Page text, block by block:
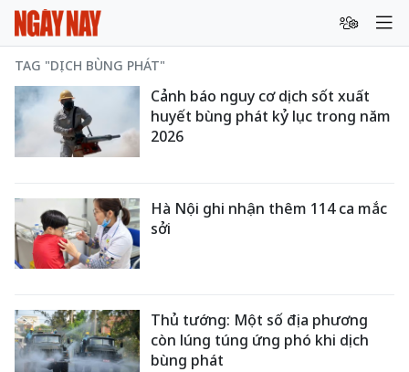
TAG "DỊCH BÙNG PHÁT"
Cảnh báo nguy cơ dịch sốt xuất
huyết bùng phát kỷ lục trong năm
2026
Hà Nội ghi nhận thêm 114 ca mắc
sởi
Thủ tướng: Một số địa phương
còn lúng túng ứng phó khi dịch
bùng phát